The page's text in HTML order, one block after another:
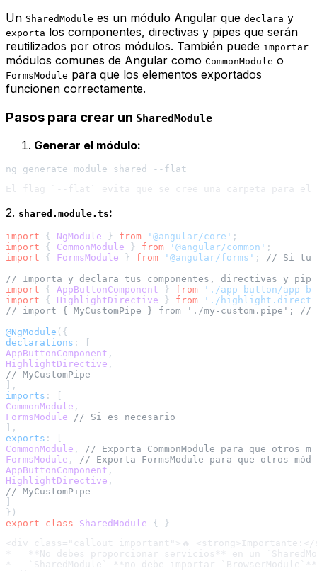
Un SharedModule es un módulo Angular que declara y
exporta los componentes, directivas y pipes que serán
reutilizados por otros módulos. También puede importar
módulos comunes de Angular como CommonModule o
FormsModule para que los elementos exportados
funcionen correctamente.
Pasos para crear un SharedModule
Generar el módulo:
2. shared.module.ts:
import { NgModule } from '@angular/core'
import { CommonModule } from '@angular/common'
import { FormsModule } from '@angular/forms' ; // Si tus
// Importa y declara tus componentes, directivas y
import { AppButtonComponent } from
'./app-button/app-
import { HighlightDirective } from
'./
// import { MyCustomPipe } from './my-custom.pipe';
@NgModule
declarations
AppButtonComponent
HighlightDirective
// MyCustomPipe
imports
CommonModule
FormsModule
// Si es necesario
exports
CommonModule , // Exporta CommonModule para que otros
FormsModule , // Exporta FormsModule para que otros
AppButtonComponent
HighlightDirective
// MyCustomPipe
export
class SharedModule
<div class="callout important">🔥 <strong>Importante:</
*   **No debes proporcionar servicios** en un
*   `SharedModule` **no debe importar